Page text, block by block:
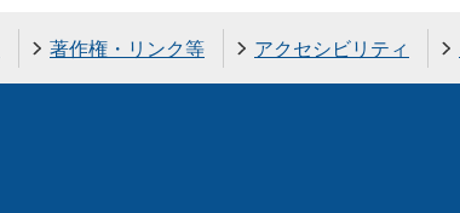
著作権・リンク等 アクセシビリティ